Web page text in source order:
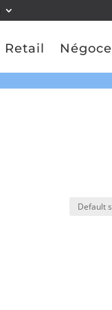
Retail Négoce